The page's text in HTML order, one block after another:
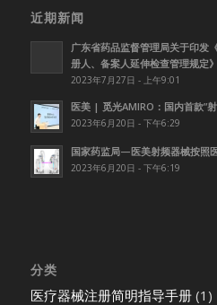
近期新闻
广东省药品监督管理局关于印发
册人、备案人延伸检查管理规定
2023年7月27日 - 上午9:01
医美 | 觅光AMIRO：国内首款”
2023年6月20日 - 下午6:29
国家药监局—医美射频器械按照
2023年6月20日 - 下午6:19
分类
医疗器械注册简明指导手册(1)